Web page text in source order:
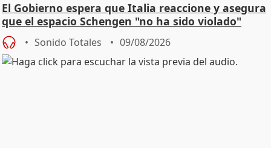
El Gobierno espera que Italia reaccione y asegura
que el espacio Schengen "no ha sido violado"
Sonido Totales 09/08/2026